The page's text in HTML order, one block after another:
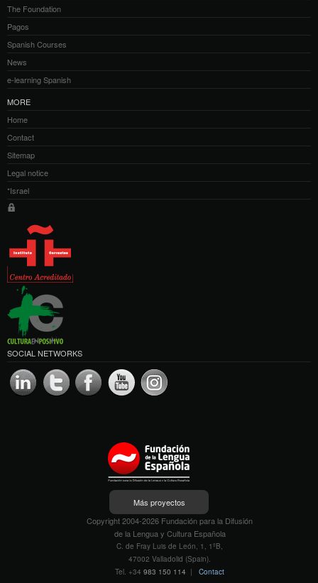
The Foundation
Pagos
Spanish Courses
News
e-learning Spanish
MORE
Home
Contact
Sitemap
Legal notice
*Israel
SOCIAL NETWORKS
Más proyectos
Copyright 2004-2026 Fundación para la Difusión
de la Lengua y Cultura Española
C. de Fray Luis de León, 1, 1ºB,
47002 Valladolid (Spain).
Tel. +34 983 150 114 | Contact